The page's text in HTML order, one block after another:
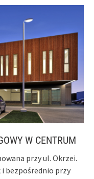
W CENTRUM
przy ul. Okrzei.
i bezpośrednio przy